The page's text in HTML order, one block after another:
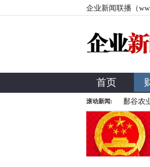
企业新闻联播（
首页
滚动新闻:
双11玩这么花？不得 鄱谷农业举办